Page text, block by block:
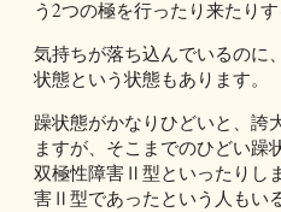
う2つの極を行ったり来たり
気持ちが落ち込んでいるのに
状態という状態もあります。
躁状態がかなりひどいと、誇
ますが、そこまでのひどい躁
双極性障害Ⅱ型といったりし
害Ⅱ型であったという人もい